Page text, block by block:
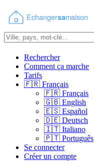
Rechercher
Comment ça marche
Tarifs
🇫🇷 Français
🇫🇷 Français
🇬🇧 English
🇪🇸 Español
🇩🇪 Deutsch
🇮🇹 Italiano
🇵🇹 Português
Se connecter
Créer un compte